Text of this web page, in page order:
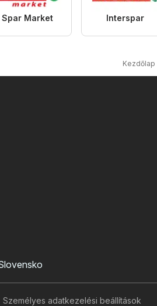
Spar Market Interspar
Kezdőlap
Személyes adatkezelési beállítások